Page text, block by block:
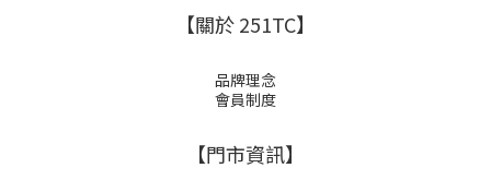
【關於 251TC】
品牌理念
會員制度
【門市資訊】